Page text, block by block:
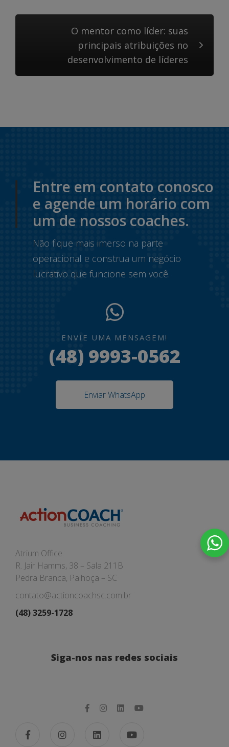
O mentor como líder: suas
principais atribuições no
desenvolvimento de líderes
Entre em contato conosco
e agende um horário com
um de nossos coaches.
Não fique mais imerso na parte
operacional e construa um negócio
lucrativo que funcione sem você.
ENVIE UMA MENSAGEM!
(48) 9993-0562
Enviar WhatsApp
Atrium Office
R. Jair Hamms, 38 – Sala 211B
Pedra Branca, Palhoça – SC
contato@actioncoachsc.com.br
(48) 3259-1728
Siga-nos nas redes sociais